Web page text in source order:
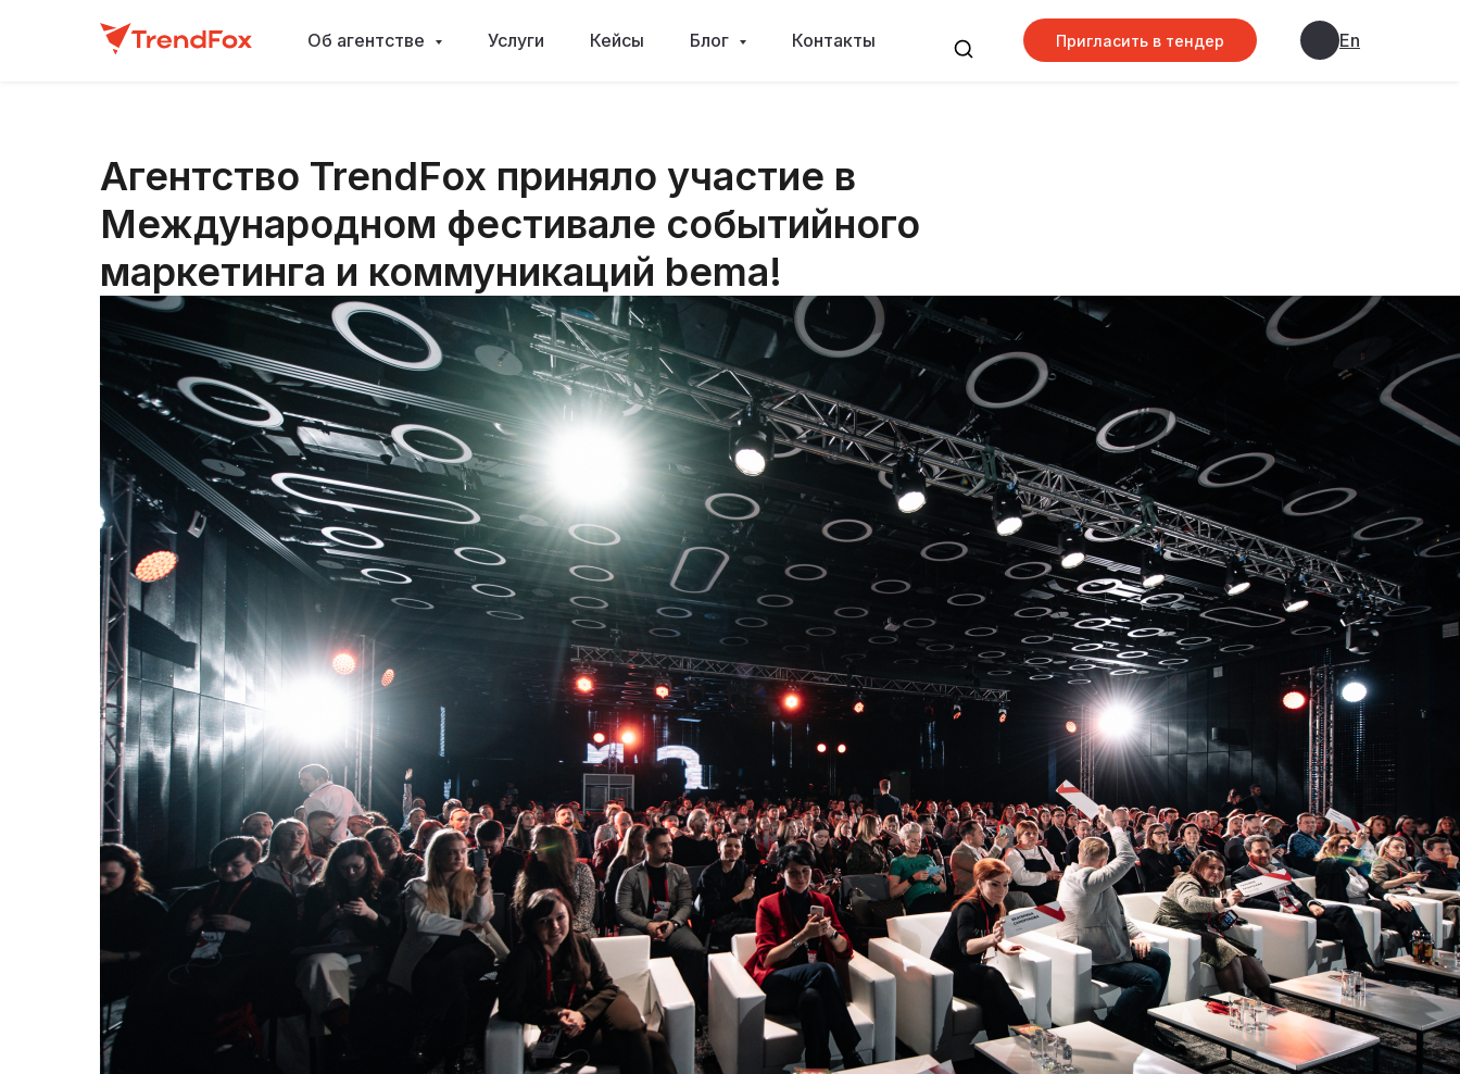
Об агентстве Услуги Кейсы Блог Контакты Пригласить в тендер En
Агентство TrendFox приняло участие в
Международном фестивале событийного
маркетинга и коммуникаций bema!